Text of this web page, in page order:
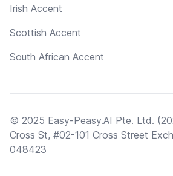
Irish Accent
Scottish Accent
South African Accent
© 2025 Easy-Peasy.AI Pte. Ltd.
Cross St, #02-101 Cross Street
048423